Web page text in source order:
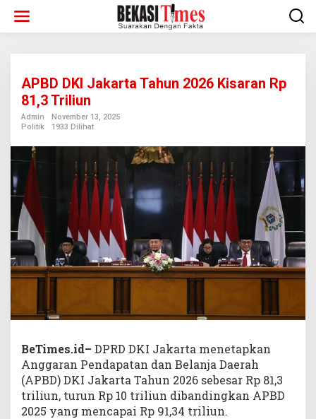
konten
APBD DKI Jakarta Tahun 2026 Kisaran Rp
81,3 Triliun
Admin
November 13, 2025
Politik
1933 Dilihat
BeTimes.id– DPRD DKI Jakarta menetapkan
Anggaran Pendapatan dan Belanja Daerah
(APBD) DKI Jakarta Tahun 2026 sebesar Rp 81,3
triliun, turun Rp 10 triliun dibandingkan APBD
2025 yang mencapai Rp 91,34 triliun.